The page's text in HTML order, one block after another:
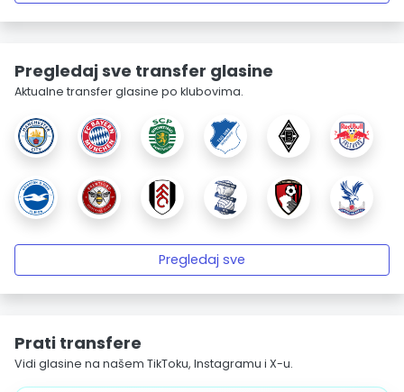
Pregledaj sve transfer glasine
Aktualne transfer glasine po klubovima.
Pregledaj sve
Prati transfere
Vidi glasine na našem TikToku, Instagramu i X-u.